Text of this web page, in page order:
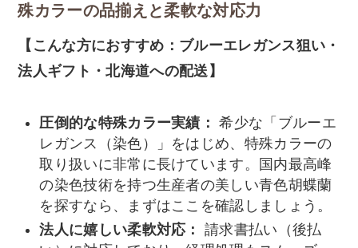
殊カラーの品揃えと柔軟な対応力
【こんな方におすすめ：ブルーエレガンス狙い・
法人ギフト・北海道への配送】
圧倒的な特殊カラー実績： 希少な「ブルーエ
レガンス（染色）」をはじめ、特殊カラーの
取り扱いに非常に長けています。国内最高峰
の染色技術を持つ生産者の美しい青色胡蝶蘭
を探すなら、まずはここを確認しましょう。
法人に嬉しい柔軟対応：
請求書払い（後払